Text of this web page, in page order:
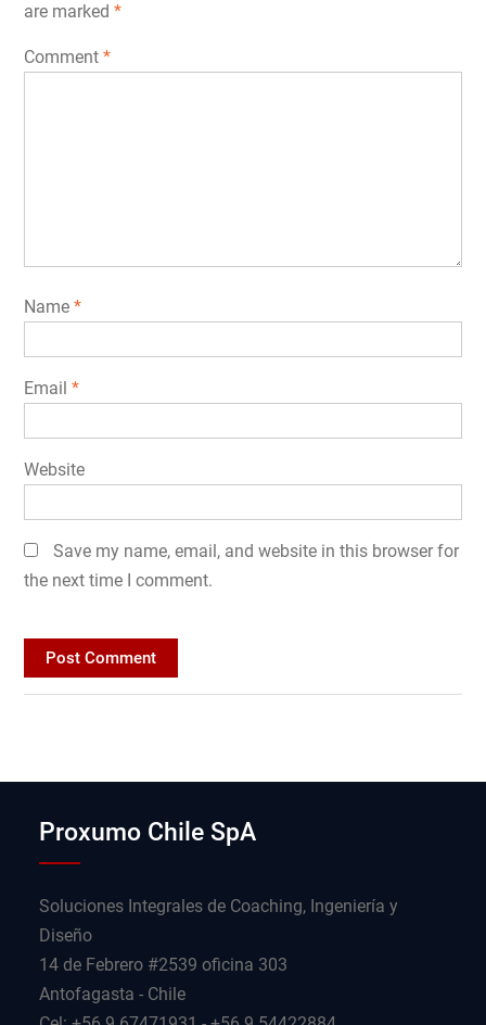
are marked *
Comment *
Name *
Email *
Website
Save my name, email, and website in this browser for
the next time I comment.
Proxumo Chile SpA
Soluciones Integrales de Coaching, Ingeniería y
Diseño
14 de Febrero #2539 oficina 303
Antofagasta - Chile